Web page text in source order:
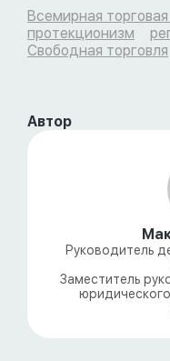
Всемирная
протекционизм
Свободная торговля
Автор
Руководитель
Заместитель